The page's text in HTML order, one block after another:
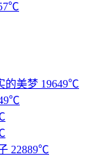
的美梦 19649℃
22889℃